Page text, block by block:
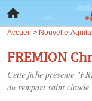
Accueil > Nouvelle-
FREMION
Cette fiche présente
du rempart saint claude